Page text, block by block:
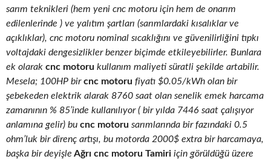
sarım teknikleri (hem yeni cnc motoru için hem de onarım
edilenlerinde ) ve yalıtım şartları (sarımlardaki kısalıklar ve
açıklıklar), cnc motoru nominal sıcaklığını ve güvenilirliğini tıpkı
voltajdaki dengesizlikler benzer biçimde etkileyebilirler. Bunlara
ek olarak cnc motoru kullanım maliyeti süratli şekilde artabilir.
Mesela; 100HP bircnc motoru fiyatı $0.05/kWh olan bir
şebekeden elektrik alarak 8760 saat olan senelik emek harcama
zamanının % 85’inde kullanılıyor ( bir yılda 7446 saat çalışıyor
anlamına gelir) bu cnc motoru sarımlarında bir fazındaki 0.5
ohm’luk bir direnç artışı, bu motorda 2000$ extra bir harcamaya,
başka bir deyişle Ağrı cnc motoru Tamiri için görüldüğü üzere